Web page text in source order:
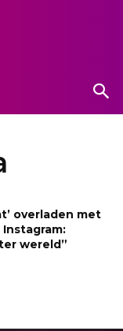
overladen met
wereld”